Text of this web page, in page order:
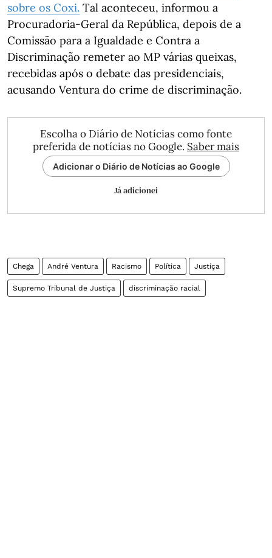
sobre os Coxi. Tal aconteceu, informou a
Procuradoria-Geral da República, depois de a
Comissão para a Igualdade e Contra a
Discriminação remeter ao MP várias queixas,
recebidas após o debate das presidenciais,
acusando Ventura do crime de discriminação.
Escolha o Diário de Notícias como fonte
preferida de notícias no Google. Saber mais
Adicionar o Diário de Notícias ao Google
Já adicionei
Chega André Ventura Racismo Política Justiça
Supremo Tribunal de Justiça discriminação racial